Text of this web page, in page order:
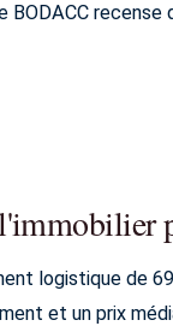
BODACC
logistique de
et un prix